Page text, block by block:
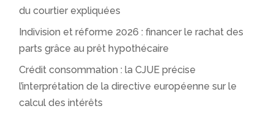
du courtier expliquées
Indivision et réforme 2026 : financer le rachat des
parts grâce au prêt hypothécaire
Crédit consommation : la CJUE précise
l’interprétation de la directive européenne sur le
calcul des intérêts